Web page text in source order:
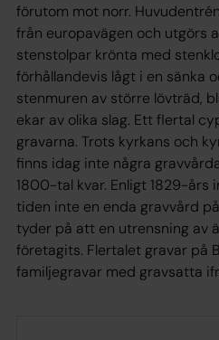
förutom mot norr.
från europavägen och utgörs
stenstolpar krönta med
förhållandevis lågt i en sänka
stenmuren av större lövträd,
ekar av olika slag. Ett flertal
gravarna. Trots kyrkans och
finns idag inte några
1800-tal kvar. Enligt 1829-års
tiden inte en enda gravvård
tyder på att en utrensning av
företagits. Flertalet gravar på
familjegravar med gravsatta